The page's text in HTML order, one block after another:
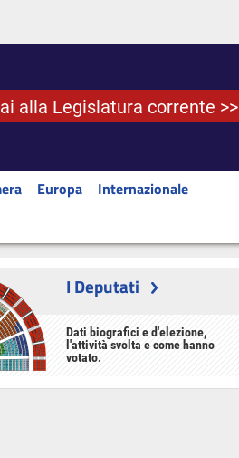
alla Legislatura corrente >>
Europa
Internazionale
I Deputati
Dati biografici e d'elezione,
l'attività svolta e come hanno
votato.